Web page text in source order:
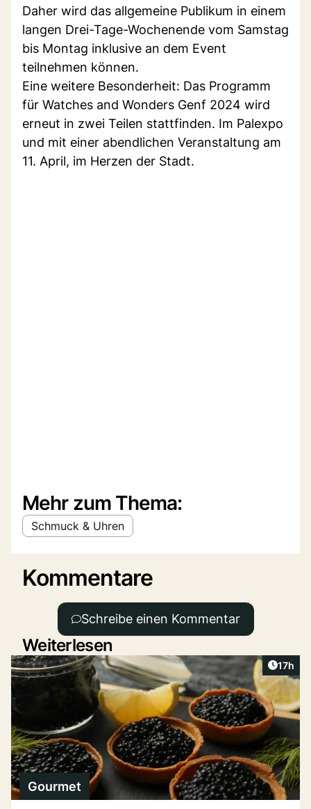
Daher wird das allgemeine Publikum in einem
langen Drei-Tage-Wochenende vom Samstag
bis Montag inklusive an dem Event
teilnehmen können.
Eine weitere Besonderheit: Das Programm
für Watches and Wonders Genf 2024 wird
erneut in zwei Teilen stattfinden. Im Palexpo
und mit einer abendlichen Veranstaltung am
11. April, im Herzen der Stadt.
Mehr zum Thema:
Schmuck & Uhren
Kommentare
Schreibe einen Kommentar
Weiterlesen
Artikel
17h
Gourmet